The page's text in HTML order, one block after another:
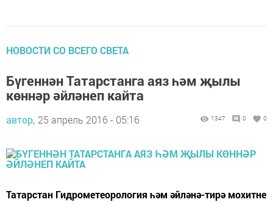
НОВОСТИ СО ВСЕГО СВЕТА
Бүгеннән Татарстанга аяз һәм җылы
көннәр әйләнеп кайта
автор, 25 апрель 2016 - 05:16 1347 0 0
Татарстан Гидрометеорология һәм әйләнә-тирә мохитне